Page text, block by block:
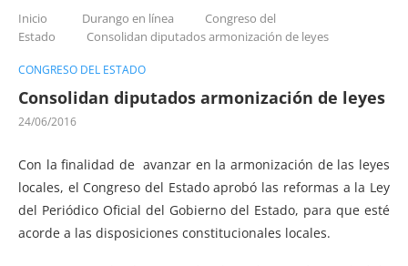
Inicio Durango en línea
Congreso del
Estado
Consolidan diputados armonización de leyes
CONGRESO DEL ESTADO
Consolidan diputados armonización de leyes
24/06/2016
Con la finalidad de avanzar en la armonización de las leyes
locales, el Congreso del Estado aprobó las reformas a la Ley
del Periódico Oficial del Gobierno del Estado, para que esté
acorde a las disposiciones constitucionales locales.